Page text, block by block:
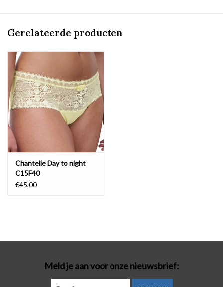
Gerelateerde producten
Chantelle Day to night
C15F40
€45,00
Meld je aan voor onze nieuwsbrief: